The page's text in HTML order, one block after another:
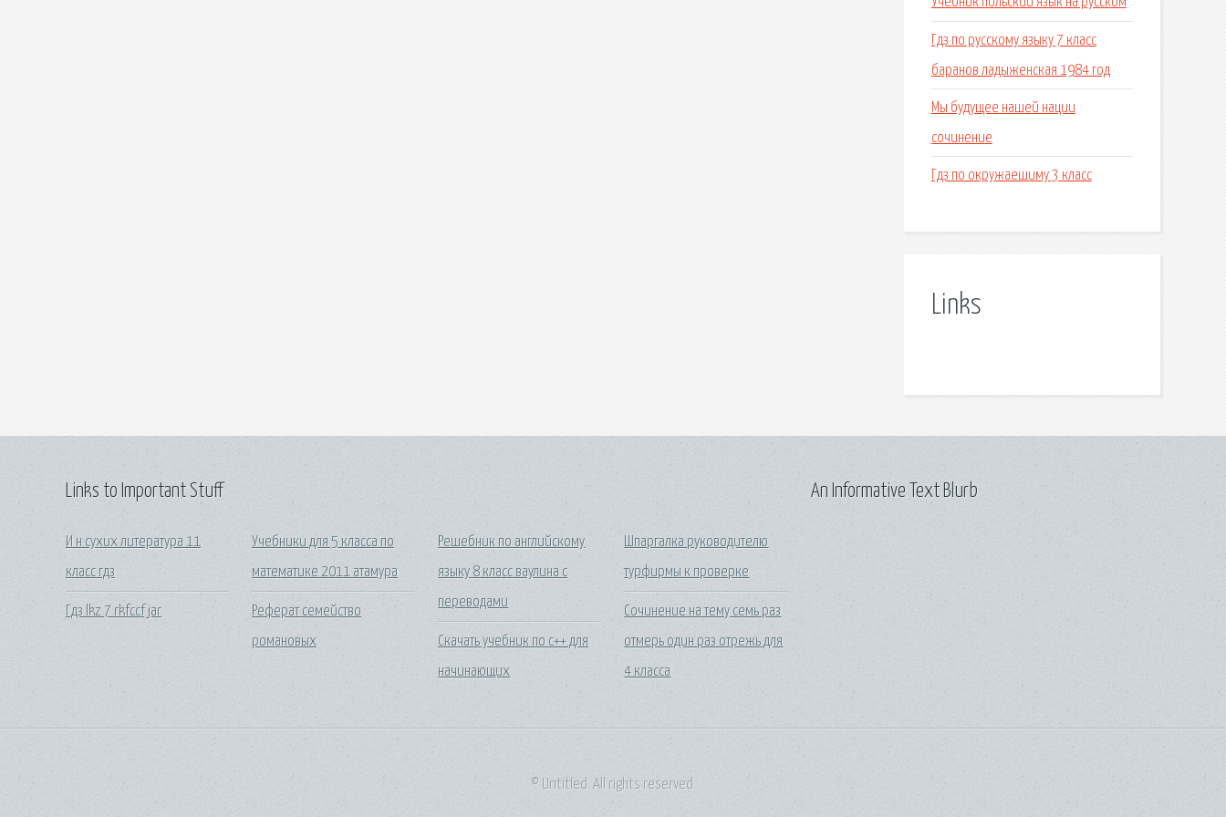
Гдз по русскому языку 7 класс
баранов ладыженская 1984 год
Мы будущее нашей нации
сочинение
Гдз по окружаешиму 3 класс
Links
Links to Important Stuff
И н сухих литература 11
класс гдз
Гдз lkz 7 rkfccf jar
Учебники для 5 класса по
математике 2011 атамура
Реферат семейство
романовых
Решебник по английскому
языку 8 класс ваулина с
переводами
Скачать учебник по c++ для
начинающих
Шпаргалка руководителю
турфирмы к проверке
Сочинение на тему семь раз
отмерь один раз отрежь для
4 класса
An Informative Text Blurb
© Untitled. All rights reserved.